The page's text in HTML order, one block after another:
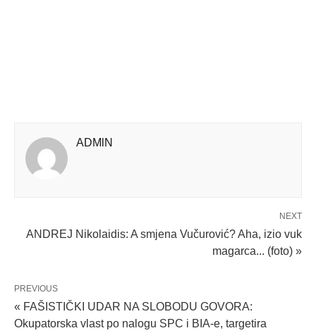
ADMlN
NEXT
ANDREJ Nikolaidis: A smjena Vučurović? Aha, izio vuk
magarca... (foto) »
PREVIOUS
« FAŠISTIČKI UDAR NA SLOBODU GOVORA:
Okupatorska vlast po nalogu SPC i BIA-e, targetira